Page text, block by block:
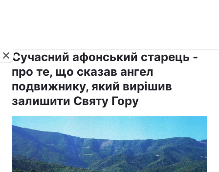
Сучасний афонський старець -
про те, що сказав ангел
подвижнику, який вирішив
залишити Святу Гору